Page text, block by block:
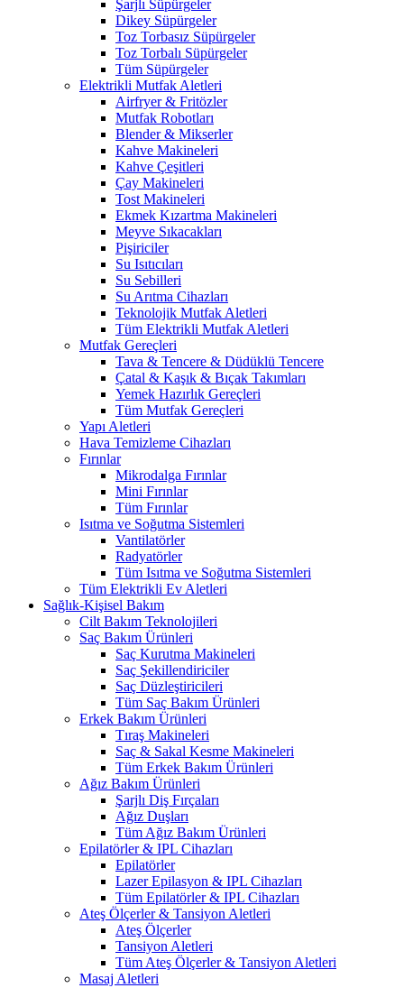
Şarjlı Süpürgeler
Dikey Süpürgeler
Toz Torbasız Süpürgeler
Toz Torbalı Süpürgeler
Tüm Süpürgeler
Elektrikli Mutfak Aletleri
Airfryer & Fritözler
Mutfak Robotları
Blender & Mikserler
Kahve Makineleri
Kahve Çeşitleri
Çay Makineleri
Tost Makineleri
Ekmek Kızartma Makineleri
Meyve Sıkacakları
Pişiriciler
Su Isıtıcıları
Su Sebilleri
Su Arıtma Cihazları
Teknolojik Mutfak Aletleri
Tüm Elektrikli Mutfak Aletleri
Mutfak Gereçleri
Tava & Tencere & Düdüklü Tencere
Çatal & Kaşık & Bıçak Takımları
Yemek Hazırlık Gereçleri
Tüm Mutfak Gereçleri
Yapı Aletleri
Hava Temizleme Cihazları
Fırınlar
Mikrodalga Fırınlar
Mini Fırınlar
Tüm Fırınlar
Isıtma ve Soğutma Sistemleri
Vantilatörler
Radyatörler
Tüm Isıtma ve Soğutma Sistemleri
Tüm Elektrikli Ev Aletleri
Sağlık-Kişisel Bakım
Cilt Bakım Teknolojileri
Saç Bakım Ürünleri
Saç Kurutma Makineleri
Saç Şekillendiriciler
Saç Düzleştiricileri
Tüm Saç Bakım Ürünleri
Erkek Bakım Ürünleri
Tıraş Makineleri
Saç & Sakal Kesme Makineleri
Tüm Erkek Bakım Ürünleri
Ağız Bakım Ürünleri
Şarjlı Diş Fırçaları
Ağız Duşları
Tüm Ağız Bakım Ürünleri
Epilatörler & IPL Cihazları
Epilatörler
Lazer Epilasyon & IPL Cihazları
Tüm Epilatörler & IPL Cihazları
Ateş Ölçerler & Tansiyon Aletleri
Ateş Ölçerler
Tansiyon Aletleri
Tüm Ateş Ölçerler & Tansiyon Aletleri
Masaj Aletleri